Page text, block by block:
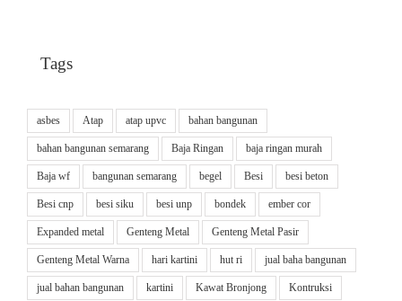
Tags
asbes Atap atap upvc bahan bangunan
bahan bangunan semarang Baja Ringan baja ringan murah
Baja wf bangunan semarang begel Besi besi beton
Besi cnp besi siku besi unp bondek ember cor
Expanded metal Genteng Metal Genteng Metal Pasir
Genteng Metal Warna hari kartini hut ri jual baha bangunan
jual bahan bangunan kartini Kawat Bronjong Kontruksi